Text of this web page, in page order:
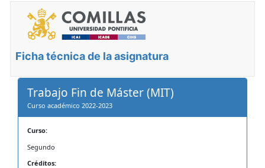
Ficha técnica de la asignatura
Trabajo Fin de Máster (MIT)
Curso académico 2022-2023
Curso:
Segundo
Créditos: